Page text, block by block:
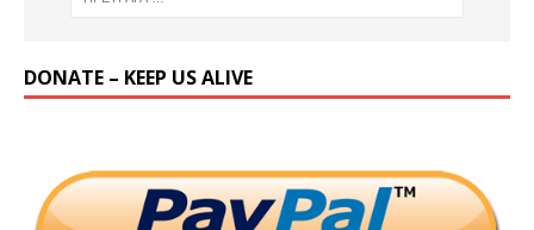
DONATE – KEEP US ALIVE